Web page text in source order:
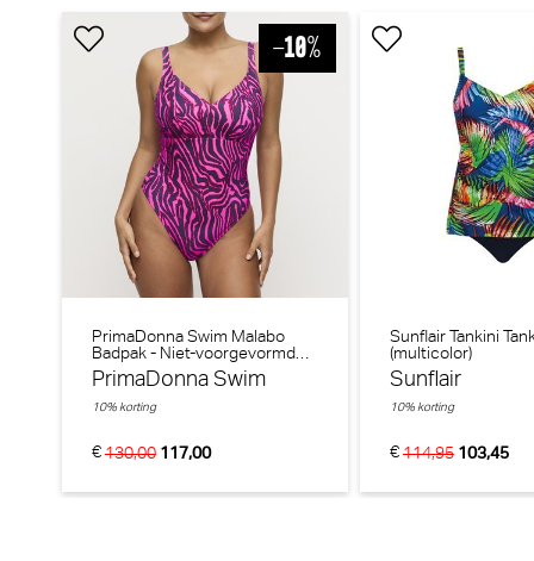
PrimaDonna Twist Dear night String (Influencer Pink)
PrimaDonna Twist
PrimaDonna Swim Malabo
Badpak - Niet-voorgevormd
(Hot Pink Zebra)
PrimaDonna Swim
10% korting
€130,00 117,00
Sunflair Tankini
(multicolor)
Sunflair
10% korting
€114,95 103,45